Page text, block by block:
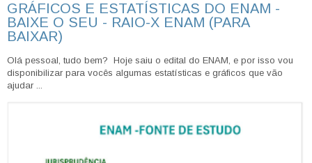
GRÁFICOS E ESTATÍSTICAS DO ENAM -
BAIXE O SEU - RAIO-X ENAM (PARA
BAIXAR)
Olá pessoal, tudo bem? Hoje saiu o edital do ENAM, e por isso vou
disponibilizar para vocês algumas estatísticas e gráficos que vão
ajudar ...